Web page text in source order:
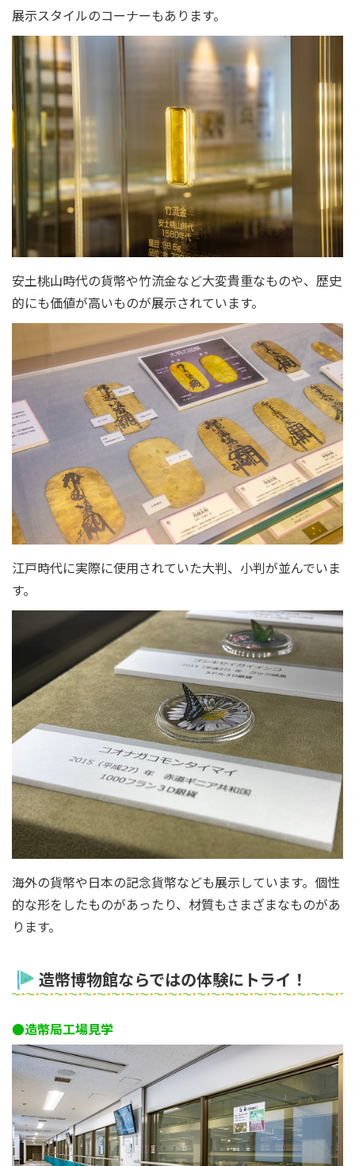
展示スタイルのコーナーもあります。
安土桃山時代の貨幣や竹流金など大変貴重なものや、歴史
的にも価値が高いものが展示されています。
江戸時代に実際に使用されていた大判、小判が並んでいま
す。
海外の貨幣や日本の記念貨幣なども展示しています。個性
的な形をしたものがあったり、材質もさまざまなものがあ
ります。
造幣博物館ならではの体験にトライ！
●造幣局工場見学